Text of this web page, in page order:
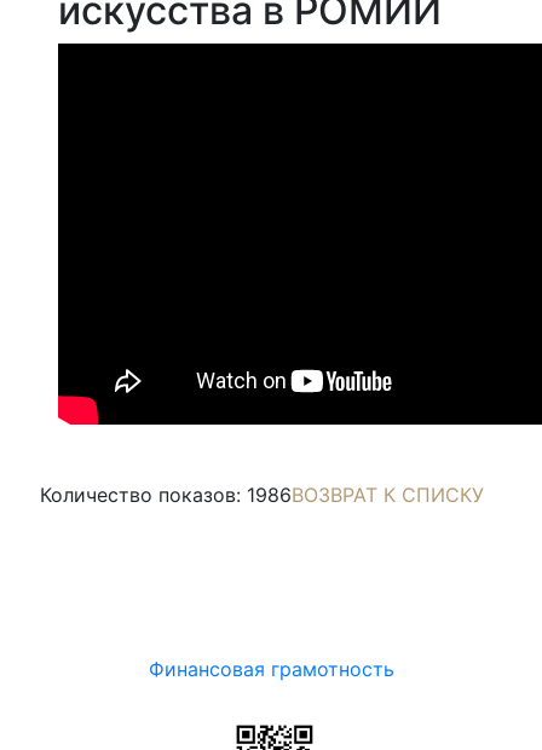
искусства в РОМИИ
Количество показов: 1986ВОЗВРАТ К СПИСКУ
Финансовая грамотность